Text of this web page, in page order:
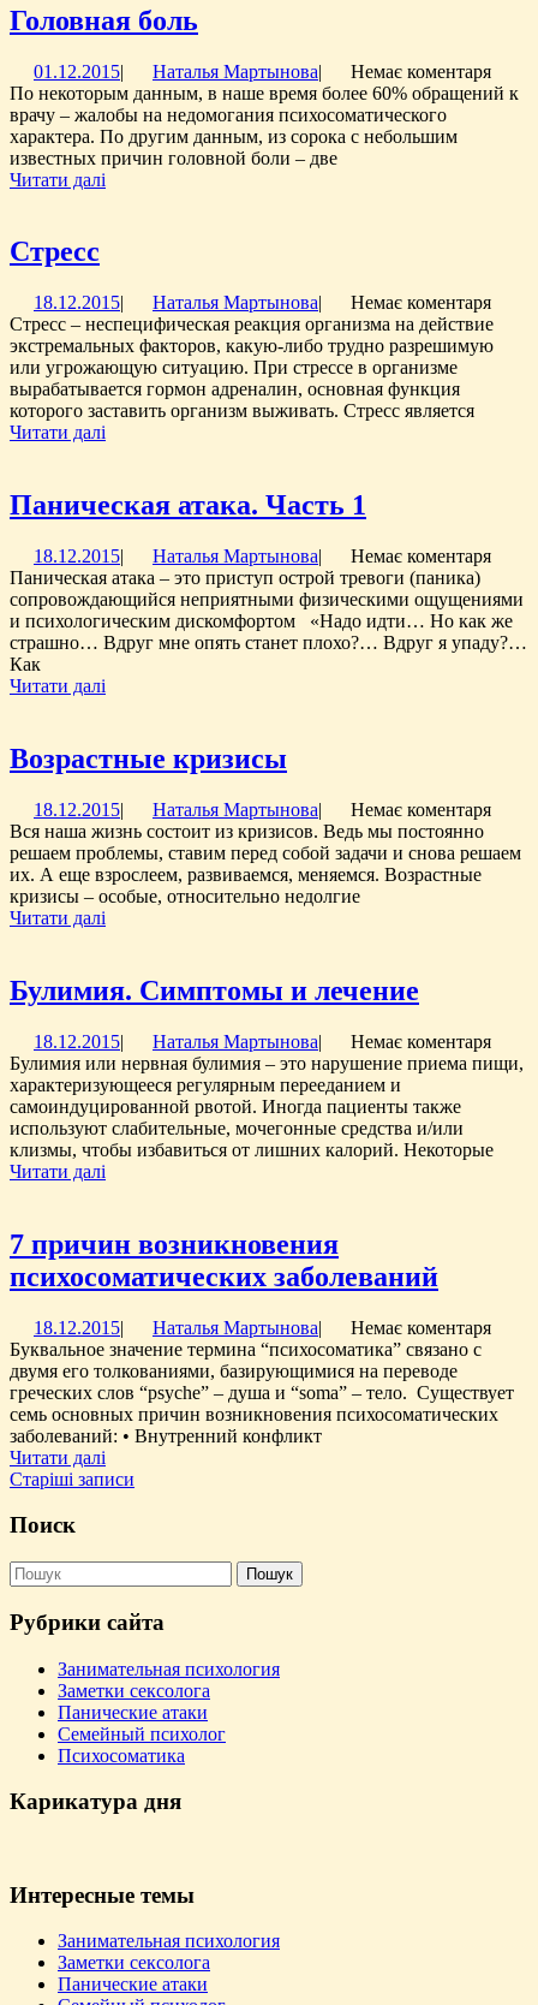
Головная боль
01.12.201501.12.2015
| Наталья МартыноваНаталья
Мартынова
|
Немає коментаря
По некоторым данным, в наше время более 60% обращений к
врачу – жалобы на недомогания психосоматического
характера. По другим данным, из сорока с небольшим
известных причин головной боли – две
Читати далі
Стресс
18.12.201518.12.2015
| Наталья МартыноваНаталья
Мартынова
|
Немає коментаря
Стресс – неспецифическая реакция организма на действие
экстремальных факторов, какую-либо трудно разрешимую
или угрожающую ситуацию. При стрессе в организме
вырабатывается гормон адреналин, основная функция
которого заставить организм выживать. Стресс является
Читати далі
Паническая атака. Часть 1
Часть
1
18.12.201518.12.2015
| Наталья МартыноваНаталья
Мартынова
|
Немає коментаря
Паническая атака – это приступ острой тревоги (паника)
сопровождающийся неприятными физическими ощущениями
и психологическим дискомфортом «Надо идти… Но как же
страшно… Вдруг мне опять станет плохо?… Вдруг я упаду?…
Как
Читати далі
Возрастные кризисы
18.12.201518.12.2015
| Наталья МартыноваНаталья
Мартынова
|
Немає коментаря
Вся наша жизнь состоит из кризисов. Ведь мы постоянно
решаем проблемы, ставим перед собой задачи и снова решаем
их. А еще взрослеем, развиваемся, меняемся. Возрастные
кризисы – особые, относительно недолгие
Читати далі
Булимия. Симптомы и лечение
и
18.12.201518.12.2015
| Наталья МартыноваНаталья
Мартынова
|
Немає коментаря
Булимия или нервная булимия – это нарушение приема пищи,
характеризующееся регулярным перееданием и
самоиндуцированной рвотой. Иногда пациенты также
используют слабительные, мочегонные средства и/или
клизмы, чтобы избавиться от лишних калорий. Некоторые
Читати далі
7 причин возникновения
психосоматических заболеваний7
18.12.201518.12.2015
| Наталья МартыноваНаталья
Мартынова
|
Немає коментаря
Буквальное значение термина “психосоматика” связано с
двумя его толкованиями, базирующимися на переводе
греческих слов “psyche” – душа и “soma” – тело. Существует
семь основных причин возникновения психосоматических
заболеваний: • Внутренний конфликт
Читати далі
далі
Навігація
за
Старіші записи
Поиск
Пошук:
Рубрики сайта
Занимательная психология
Заметки сексолога
Панические атаки
Семейный психолог
Психосоматика
Карикатура дня
Интересные темы
Занимательная психология
Заметки сексолога
Панические атаки